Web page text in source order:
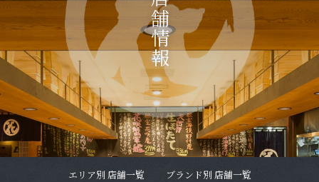
店舗情報
エリア別 店舗一覧 ブランド別 店舗一覧